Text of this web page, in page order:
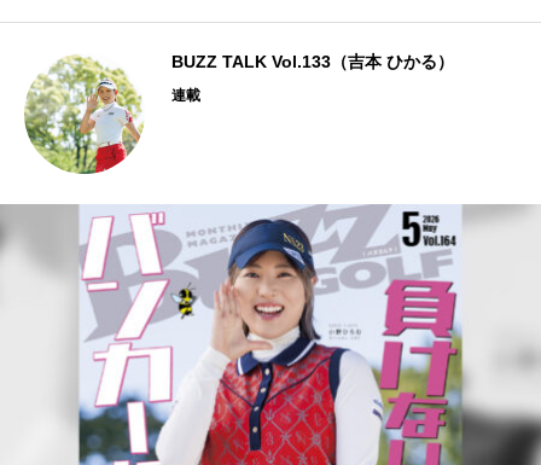
BUZZ TALK Vol.133（吉本 ひかる）
連載